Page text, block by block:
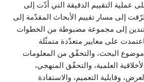
التقييم الدقيقة التي أدّت إلى
إلى مسار تقييم الأبحاث المقدّمة إلى
إلى مجموعة مضبوطة من الخطوات
على معايير متعدّدة متمثّلة
البحث، والتحقّق من المعلومات
العلمية، والتحقّق المنهجي،
وقابلية التعميم، والاستفادة